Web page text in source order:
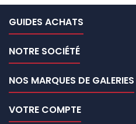
GUIDES ACHATS
NOTRE SOCIÉTÉ
NOS MARQUES DE GALERIES
VOTRE COMPTE